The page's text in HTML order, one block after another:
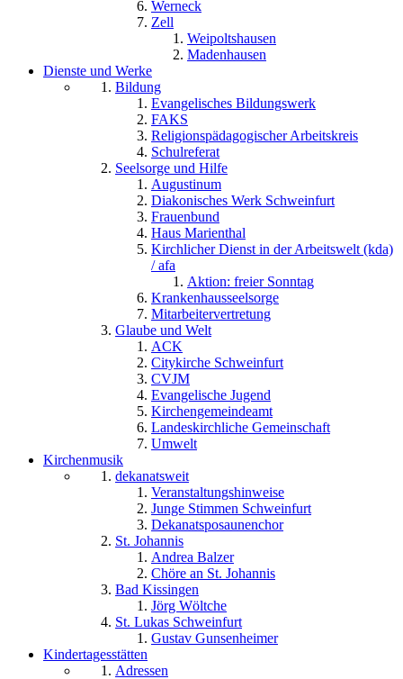
Werneck
Zell
Weipoltshausen
Madenhausen
Dienste und Werke
Bildung
Evangelisches Bildungswerk
FAKS
Religionspädagogischer Arbeitskreis
Schulreferat
Seelsorge und Hilfe
Augustinum
Diakonisches Werk Schweinfurt
Frauenbund
Haus Marienthal
Kirchlicher Dienst in der Arbeitswelt (kda)
/ afa
Aktion: freier Sonntag
Krankenhausseelsorge
Mitarbeitervertretung
Glaube und Welt
ACK
Citykirche Schweinfurt
CVJM
Evangelische Jugend
Kirchengemeindeamt
Landeskirchliche Gemeinschaft
Umwelt
Kirchenmusik
dekanatsweit
Veranstaltungshinweise
Junge Stimmen Schweinfurt
Dekanatsposaunenchor
St. Johannis
Andrea Balzer
Chöre an St. Johannis
Bad Kissingen
Jörg Wöltche
St. Lukas Schweinfurt
Gustav Gunsenheimer
Kindertagesstätten
Adressen